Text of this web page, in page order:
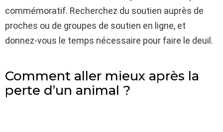
commémoratif. Recherchez du soutien auprès de
proches ou de groupes de soutien en ligne, et
donnez-vous le temps nécessaire pour faire le deuil.
Comment aller mieux après la
perte d’un animal ?